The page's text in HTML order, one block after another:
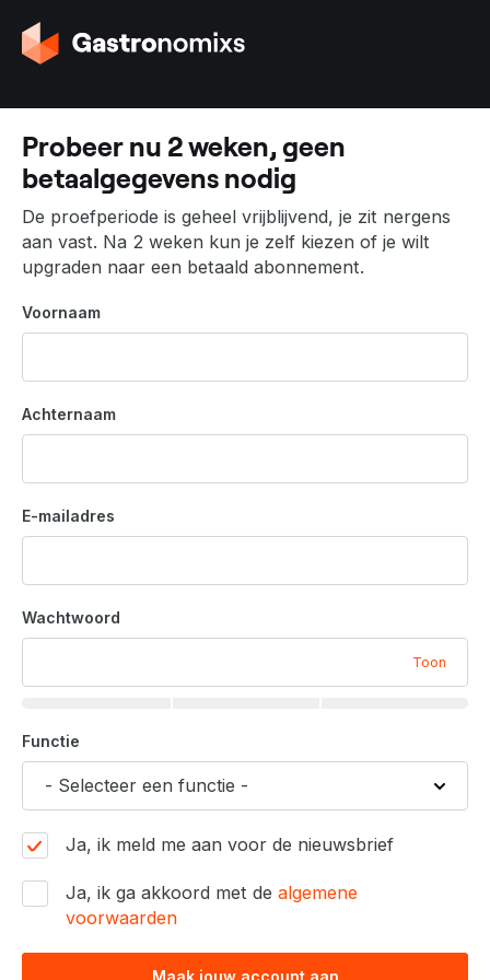
G
a
a
a
r
d
e
h
o
e
p
g
i
n
Probeer nu 2 weken, geen
betaalgegevens nodig
De proefperiode is geheel vrijblijvend, je zit nergens
aan vast. Na 2 weken kun je zelf kiezen of je wilt
upgraden naar een betaald abonnement.
Voornaam
Achternaam
E-mailadres
Wachtwoord
Toon
Functie
Ja, ik meld me aan voor de nieuwsbrief
Ja, ik ga akkoord met de algemene
voorwaarden
Maak jouw account aan